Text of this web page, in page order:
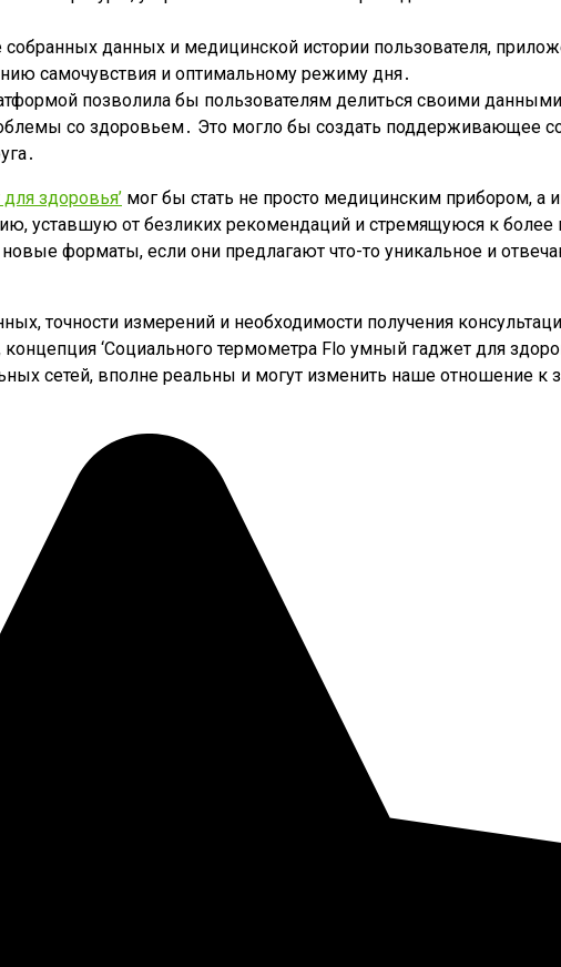
данных и медицинской истории пользователя,
самочувствия и оптимальному режиму дня․
позволила бы пользователям делиться своими
со здоровьем․ Это могло бы создать поддерживающее
здоровья’ мог бы стать не просто медицинским прибором, а
уставшую от безликих рекомендаций и стремящуюся к более
форматы, если они предлагают что-то уникальное и
точности измерений и необходимости получения
‘Социального термометра Flo умный гаджет для
сетей, вполне реальны и могут изменить наше отношение к